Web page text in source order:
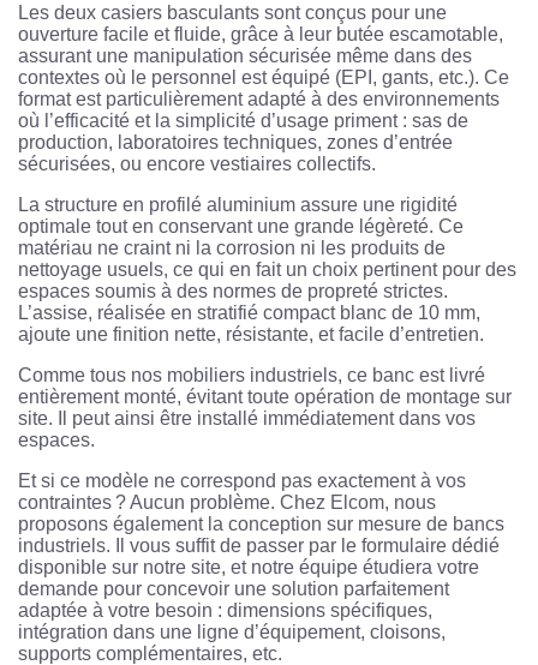
Les deux casiers basculants sont conçus pour une
ouverture facile et fluide, grâce à leur butée escamotable,
assurant une manipulation sécurisée même dans des
contextes où le personnel est équipé (EPI, gants, etc.). Ce
format est particulièrement adapté à des environnements
où l’efficacité et la simplicité d’usage priment : sas de
production, laboratoires techniques, zones d’entrée
sécurisées, ou encore vestiaires collectifs.
La structure en profilé aluminium assure une rigidité
optimale tout en conservant une grande légèreté. Ce
matériau ne craint ni la corrosion ni les produits de
nettoyage usuels, ce qui en fait un choix pertinent pour des
espaces soumis à des normes de propreté strictes.
L’assise, réalisée en stratifié compact blanc de 10 mm,
ajoute une finition nette, résistante, et facile d’entretien.
Comme tous nos mobiliers industriels, ce banc est livré
entièrement monté, évitant toute opération de montage sur
site. Il peut ainsi être installé immédiatement dans vos
espaces.
Et si ce modèle ne correspond pas exactement à vos
contraintes ? Aucun problème. Chez Elcom, nous
proposons également la conception sur mesure de bancs
industriels. Il vous suffit de passer par le formulaire dédié
disponible sur notre site, et notre équipe étudiera votre
demande pour concevoir une solution parfaitement
adaptée à votre besoin : dimensions spécifiques,
intégration dans une ligne d’équipement, cloisons,
supports complémentaires, etc.